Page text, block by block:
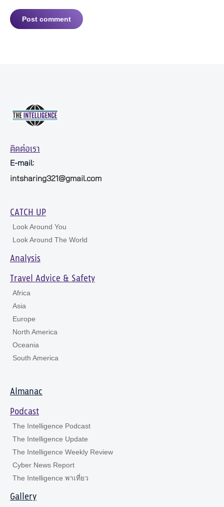
Post comment
ติดต่อเรา
E-mail:
intsharing321@gmail.com
CATCH UP
Look Around You
Look Around The World
Analysis
Travel Advice & Safety
Africa
Asia
Europe
North America
Oceania
South America
Almanac
Podcast
The Intelligence Podcast
The Intelligence Update
The Intelligence Weekly Review
Cyber News Report
The Intelligence พาเที่ยว
Gallery